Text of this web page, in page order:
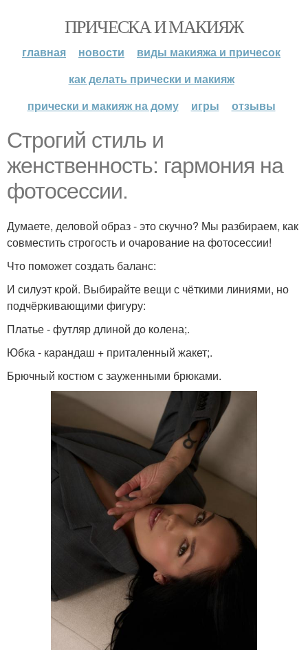
ПРИЧЕСКА И МАКИЯЖ
главная новости
виды макияжа и причесок
как делать прически и макияж
прически и макияж на дому
игры отзывы
Строгий стиль и
женственность: гармония на
фотосессии.
Думаете, деловой образ - это скучно? Мы разбираем, как
совместить строгость и очарование на фотосессии!
Что поможет создать баланс:
И силуэт крой. Выбирайте вещи с чёткими линиями, но
подчёркивающими фигуру:
Платье - футляр длиной до колена;.
Юбка - карандаш + приталенный жакет;.
Брючный костюм с зауженными брюками.